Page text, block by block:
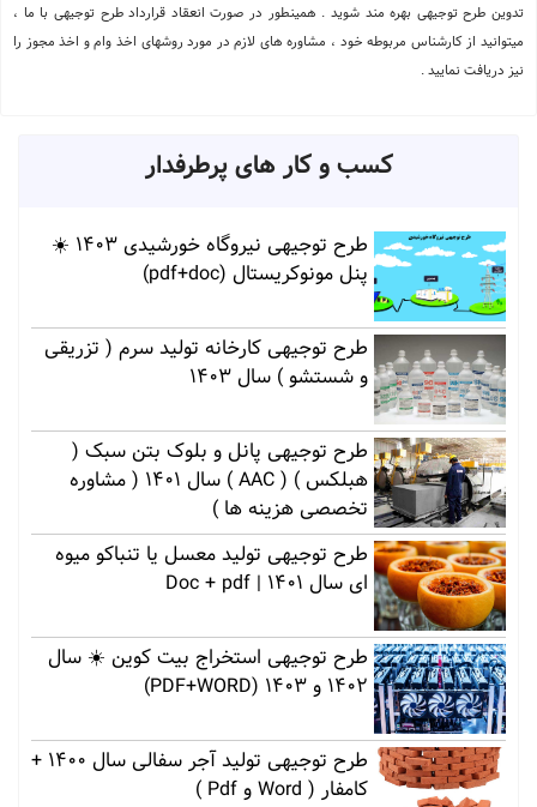
تدوین طرح توجیهی بهره مند شوید . همینطور در صورت انعقاد قرارداد طرح توجیهی با ما ،
میتوانید از کارشناس مربوطه خود ، مشاوره های لازم در مورد روشهای اخذ وام و اخذ مجوز را
نیز دریافت نمایید .
کسب و کار های پرطرفدار
طرح توجیهی نیروگاه خورشیدی 1403 ☀️
پنل مونوکریستال (pdf+doc)
طرح توجیهی کارخانه تولید سرم ( تزریقی
و شستشو ) سال 1403
طرح توجیهی پانل و بلوک بتن سبک (
هبلکس ) ( AAC ) سال 1401 ( مشاوره
تخصصی هزینه ها )
طرح توجیهی تولید معسل یا تنباکو میوه
ای سال 1401 | Doc + pdf
طرح توجیهی استخراج بیت کوین ☀️ سال
1402 و 1403 (PDF+WORD)
طرح توجیهی تولید آجر سفالی سال 1400 +
کامفار ( Word و Pdf )